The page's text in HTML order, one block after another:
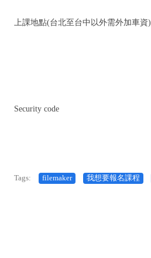
上課地點(台北至台中以外需外加車資)
Security code
Tags: filemaker 我想要報名課程